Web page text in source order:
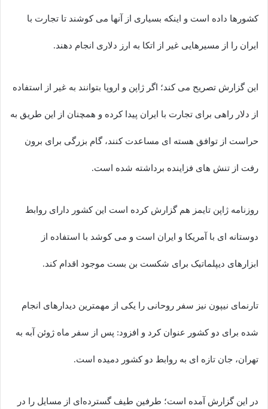
کشورها داده است و اینکه بسیاری از آنها می کوشند تا تجارت با
ایران را از مسیرهایی غیر از اتکا به ارز دلاری انجام دهند.
این گزارش تصریح می کند؛ اگر ژاپن و اروپا بتوانند به غیر از استفاده
از دلار راهی برای تجارت با ایران پیدا کرده و همچنان از این طریق به
حراست از توافق هسته ای مساعدت کنند، گام بزرگی برای برون
رفت از تنش های فزاینده برداشته شده است.
روزنامه ژاپن تایمز هم گزارش کرده است این کشور دارای روابط
دوستانه ای با آمریکا و ایران است و می کوشد با استفاده از
ابزارهای دیپلماتیک برای شکست بن بست موجود اقدام کند.
تارنمای نیپون نیز سفر روحانی را یکی از مهمترین دیدارهای انجام
شده برای دو کشور عنوان کرد و افزود: پس از سفر ماه ژوئن آبه به
تهران، جان تازه ای به روابط دو کشور دمیده است.
در این گزارش آمده است؛ طرفین طیف گسترده‌ای از مسایل را در